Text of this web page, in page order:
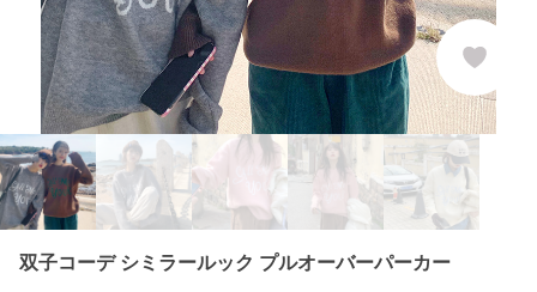
双子コーデ シミラールック プルオーバーパーカー